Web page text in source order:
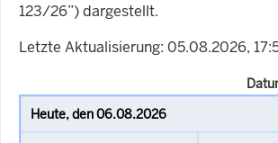
123/26”) dargestellt.
Letzte Aktualisierung: 05.08.2026,